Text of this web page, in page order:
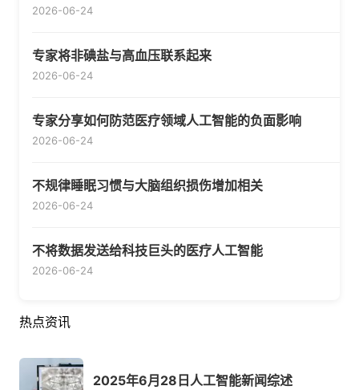
2026-06-24
专家将非碘盐与高血压联系起来
2026-06-24
专家分享如何防范医疗领域人工智能的负面影响
2026-06-24
不规律睡眠习惯与大脑组织损伤增加相关
2026-06-24
不将数据发送给科技巨头的医疗人工智能
2026-06-24
热点资讯
2025年6月28日人工智能新闻综述